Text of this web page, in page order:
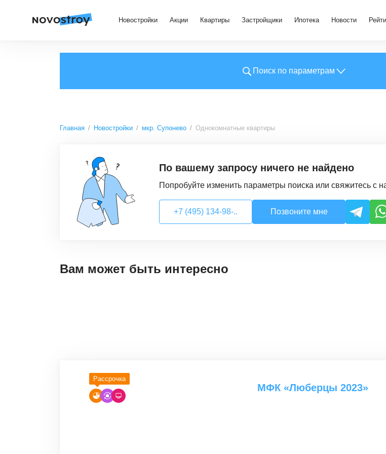
Новостройки Акции Квартиры Застройщики Ипотека Новости
Поиск по параметрам
Главная Новостройки мкр. Супонево Однокомнатные квартиры
По вашему запросу ничего не найдено
Попробуйте изменить параметры поиска или свяжитесь
+7 (495) 134-98-.. Позвоните мне
Вам может быть интересно
Рассрочка
МФК «Люберцы 2023»